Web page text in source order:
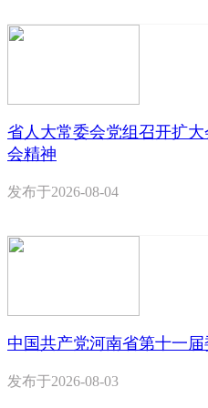
省人大常委会党组召开扩
会精神
发布于2026-08-04
中国共产党河南省第十一
发布于2026-08-03